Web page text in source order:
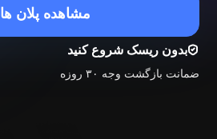
مشاهده پلان ها
بدون ریسک شروع کنید
ضمانت بازگشت وجه ۳۰ روزه